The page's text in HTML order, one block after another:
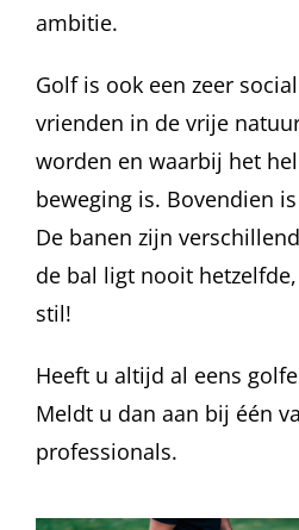
ambitie.
Golf is ook een zeer
vrienden in de vrije
worden en waarbij het
beweging is. Bovendien
De banen zijn
de bal ligt nooit
stil!
Heeft u altijd al eens
Meldt u dan aan bij één
professionals.